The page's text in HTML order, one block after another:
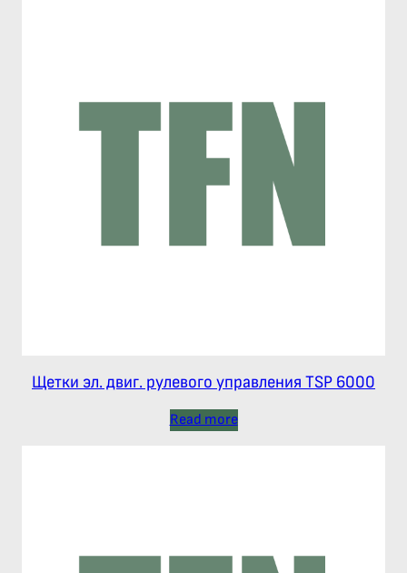
Щетки эл. двиг. рулевого управления TSP 6000
Read more